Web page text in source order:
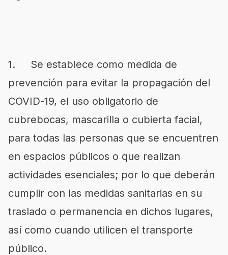
1. Se establece como medida de
prevención para evitar la propagación del
COVID-19, el uso obligatorio de
cubrebocas, mascarilla o cubierta facial,
para todas las personas que se encuentren
en espacios públicos o que realizan
actividades esenciales; por lo que deberán
cumplir con las medidas sanitarias en su
traslado o permanencia en dichos lugares,
así como cuando utilicen el transporte
público.